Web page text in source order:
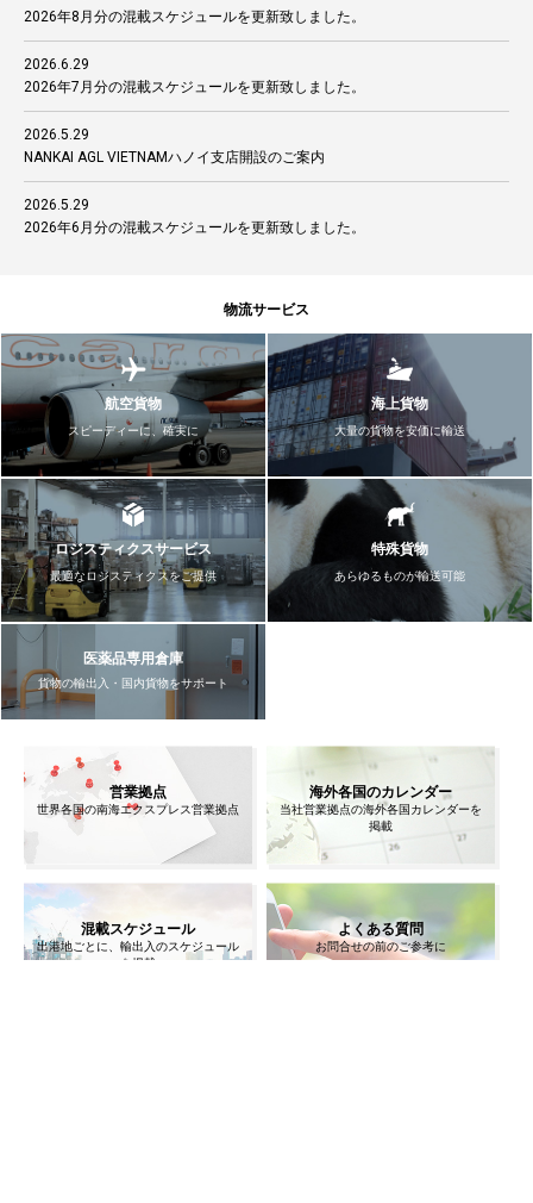
2026年8月分の混載スケジュールを更新致しました。
2026.6.29
2026年7月分の混載スケジュールを更新致しました。
2026.5.29
NANKAI AGL VIETNAMハノイ支店開設のご案内
2026.5.29
2026年6月分の混載スケジュールを更新致しました。
物流サービス
航空貨物
スピーディーに、確実に
海上貨物
大量の貨物を安価に輸送
ロジスティクスサービス
最適なロジスティクスをご提供
特殊貨物
あらゆるものが輸送可能
医薬品専用倉庫
貨物の輸出入・国内貨物をサポート
営業拠点
世界各国の南海エクスプレス営業拠点
海外各国のカレンダー
当社営業拠点の海外各国カレンダーを
掲載
混載スケジュール
出港地ごとに、輸出入のスケジュール
を掲載
よくある質問
お問合せの前のご参考に